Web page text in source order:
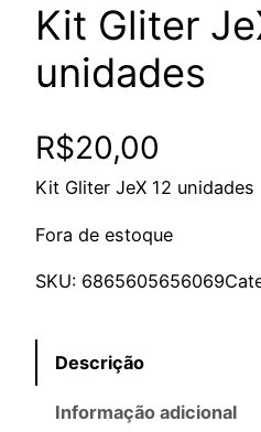
Kit Gliter
unidades
R$20,00
Kit Gliter JeX 12 unidades
Fora de estoque
SKU: 6865605656069
Descrição
Informação adicional